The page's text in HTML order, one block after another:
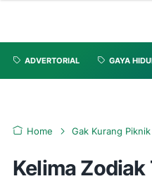
ADVERTORIAL GAYA
Home Gak Kurang Piknik
Kelima Zodiak